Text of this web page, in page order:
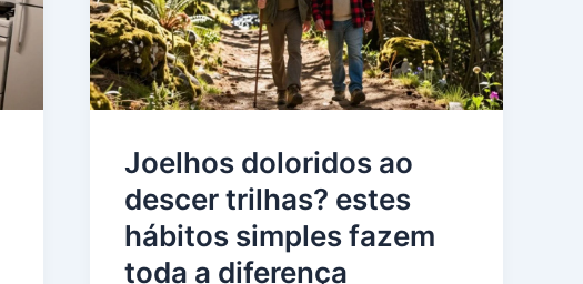
Joelhos doloridos ao
descer trilhas? estes
hábitos simples fazem
toda a diferença